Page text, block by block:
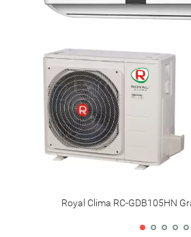
Royal Clima RC-GDB105HN